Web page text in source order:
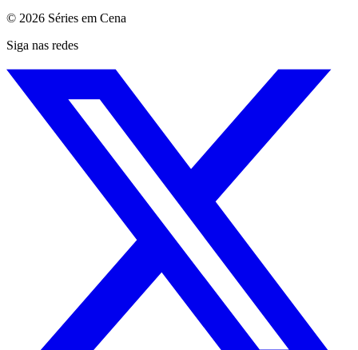
© 2026 Séries em Cena
Siga nas redes